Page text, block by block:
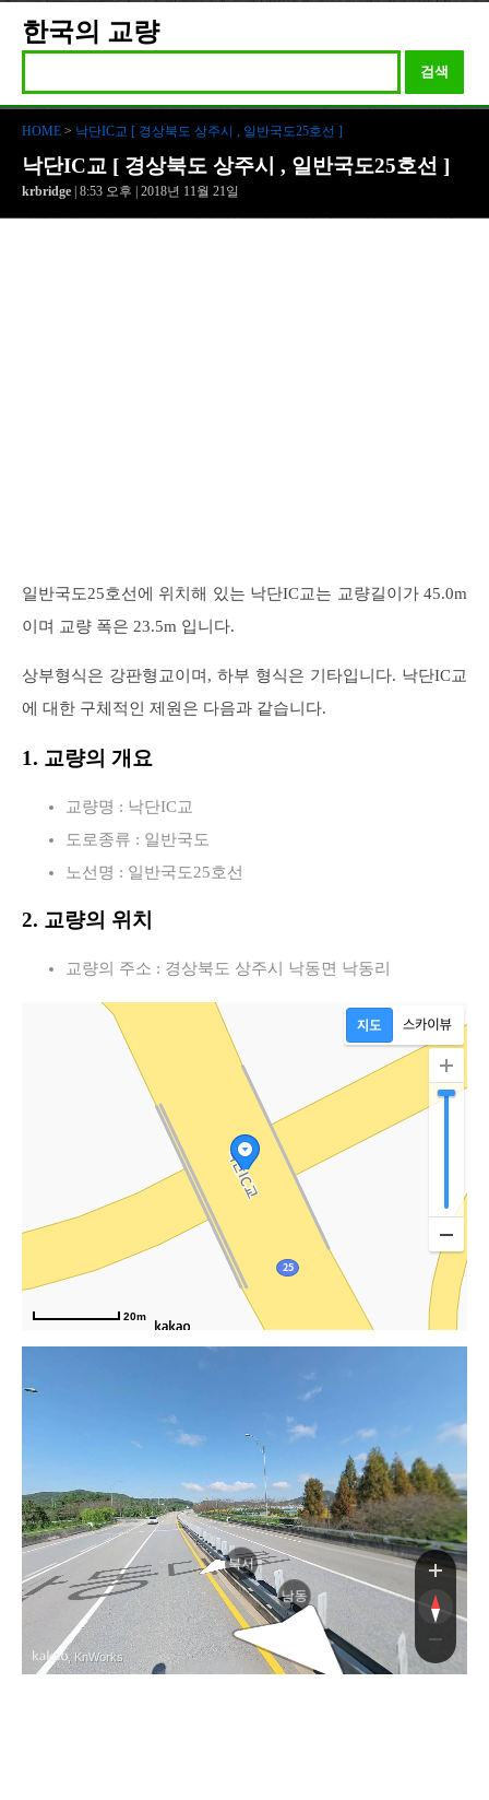
한국의 교량
검색
HOME > 낙단IC교 [ 경상북도 상주시 , 일반국도25호선 ]
낙단IC교 [ 경상북도 상주시 , 일반국도25호선 ]
krbridge | 8:53 오후 | 2018년 11월 21일
일반국도25호선에 위치해 있는 낙단IC교는 교량길이가 45.0m
이며 교량 폭은 23.5m 입니다.
상부형식은 강판형교이며, 하부 형식은 기타입니다. 낙단IC교
에 대한 구체적인 제원은 다음과 같습니다.
1. 교량의 개요
교량명 : 낙단IC교
도로종류 : 일반국도
노선명 : 일반국도25호선
2. 교량의 위치
교량의 주소 : 경상북도 상주시 낙동면 낙동리
20m
로
로
북서
남동
, KnWorks